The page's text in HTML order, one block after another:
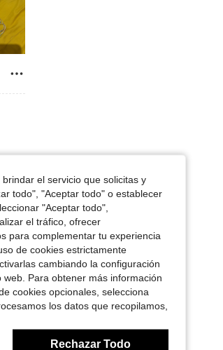
el servicio que solicitas y
todo", "Aceptar todo" o establecer
"Aceptar todo",
el tráfico, ofrecer
para complementar tu experiencia
de cookies estrictamente
cambiando la configuración
Para obtener más información
cookies opcionales, selecciona
los datos que recopilamos,
Rechazar Todo